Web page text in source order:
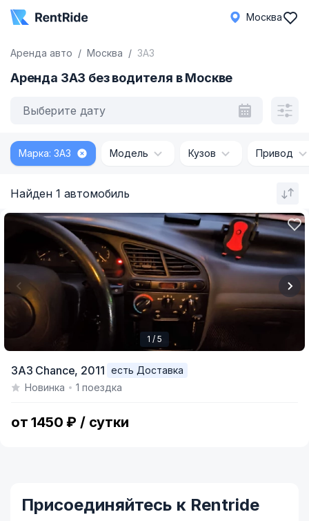
Москва
Аренда авто Москва ЗАЗ
Аренда ЗАЗ без водителя в Москве
Выберите дату
Марка: ЗАЗ Модель Кузов Привод
Найден 1 автомобиль
of
1 / 5
ЗАЗ Chance, 2011
есть Доставка
Новинка
1 поездка
от 1450 ₽ / сутки
Присоединяйтесь к Rentride